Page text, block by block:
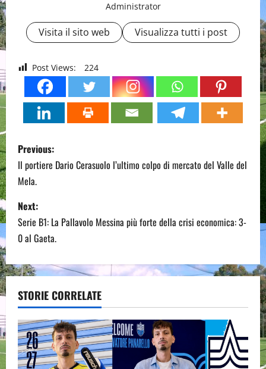
Administrator
Visita il sito web Visualizza tutti i post
Post Views: 224
P
o
s
t
n
a
v
i
g
Previous:
Il portiere Dario Cerasuolo l’ultimo colpo di mercato del Valle del
Mela.
Next:
Serie B1: La Pallavolo Messina più forte della crisi economica: 3-
0 al Gaeta.
STORIE CORRELATE